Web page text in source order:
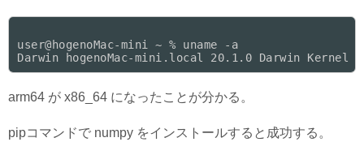
user@hogenoMac-mini ~ % uname -a
arm64 が x86_64 になったことが分かる。
pipコマンドで numpy をインストールすると成功する。